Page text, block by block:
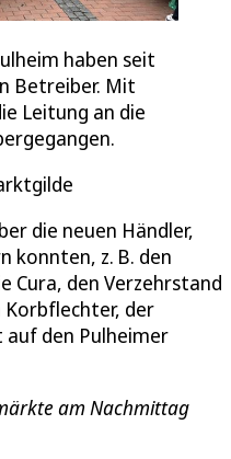
haben seit
Betreiber. Mit
Leitung an die
die neuen Händler,
konnten, z. B. den
Cura, den Verzehrstand
Korbflechter, der
den Pulheimer
am Nachmittag